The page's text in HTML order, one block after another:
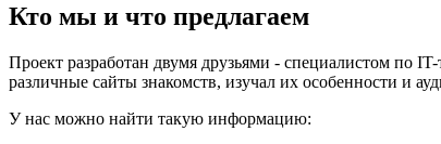
Кто мы и что предлагаем
Проект разработан двумя друзьями - специалистом по
различные сайты знакомств, изучал их особенности и
У нас можно найти такую информацию: